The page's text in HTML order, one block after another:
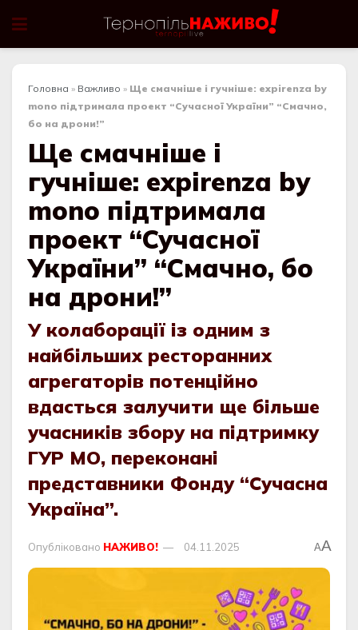
Головна » Важливо » Ще смачніше і гучніше: expirenza by
mono підтримала проект “Сучасної України” “Смачно,
бо на дрони!”
Ще смачніше і
гучніше: expirenza by
mono підтримала
проект “Сучасної
України” “Смачно, бо
на дрони!”
У колаборації із одним з
найбільших ресторанних
агрегаторів потенційно
вдасться залучити ще більше
учасників збору на підтримку
ГУР МО, переконані
представники Фонду “Сучасна
Україна”.
Опубліковано НАЖИВО! 04.11.2025 AA